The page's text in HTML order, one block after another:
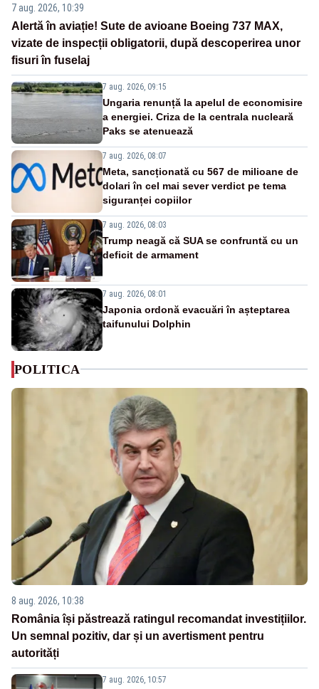
7 aug. 2026, 10:39
Alertă în aviație! Sute de avioane Boeing 737 MAX,
vizate de inspecții obligatorii, după descoperirea unor
fisuri în fuselaj
7 aug. 2026, 09:15
Ungaria renunță la apelul de economisire
a energiei. Criza de la centrala nucleară
Paks se atenuează
7 aug. 2026, 08:07
Meta, sancționată cu 567 de milioane de
dolari în cel mai sever verdict pe tema
siguranței copiilor
7 aug. 2026, 08:03
Trump neagă că SUA se confruntă cu un
deficit de armament
7 aug. 2026, 08:01
Japonia ordonă evacuări în așteptarea
taifunului Dolphin
POLITICA
8 aug. 2026, 10:38
România își păstrează ratingul recomandat investițiilor.
Un semnal pozitiv, dar și un avertisment pentru
autorități
7 aug. 2026, 10:57